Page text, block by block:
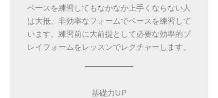
ベースを練習してもなかなか上手くならない人
は大抵、非効率なフォームでベースを練習して
います。練習前に大前提として必要な効率的プ
レイフォームをレッスンでレクチャーします。
基礎力UP